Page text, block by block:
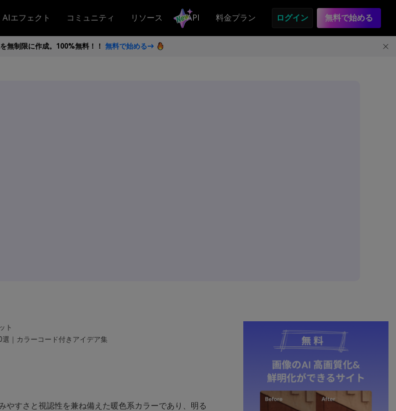
AIエフェクト コミュニティ リソース API 料金プラン ログイン 無料で始める
無制限に作成。100%無料！！ 無料で始める→
ト
｜カラーコード付きアイデア集
やすさと視認性を兼ね備えた暖色系カラーであり、明る